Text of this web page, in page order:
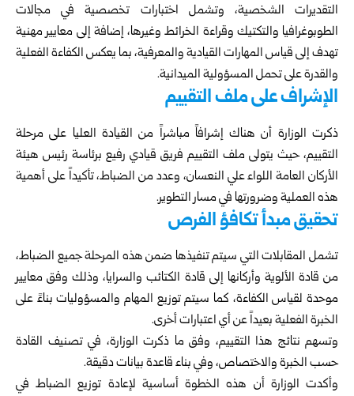
التقديرات الشخصية، وتشمل اختبارات تخصصية في مجالات
الطوبوغرافيا والتكتيك وقراءة الخرائط وغيرها، إضافة إلى معايير مهنية
تهدف إلى قياس المهارات القيادية والمعرفية، بما يعكس الكفاءة الفعلية
والقدرة على تحمل المسؤولية الميدانية.
الإشراف على ملف التقييم
ذكرت الوزارة أن هناك إشرافاً مباشراً من القيادة العليا على مرحلة
التقييم، حيث يتولى ملف التقييم فريق قيادي رفيع برئاسة رئيس هيئة
الأركان العامة اللواء علي النعسان، وعدد من الضباط، تأكيداً على أهمية
هذه العملية وضرورتها في مسار التطوير.
تحقيق مبدأ تكافؤ الفرص
تشمل المقابلات التي سيتم تنفيذها ضمن هذه المرحلة جميع الضباط،
من قادة الألوية وأركانها إلى قادة الكتائب والسرايا، وذلك وفق معايير
موحدة لقياس الكفاءة، كما سيتم توزيع المهام والمسؤوليات بناءً على
الخبرة الفعلية بعيداً عن أي اعتبارات أخرى.
وتسهم نتائج هذا التقييم، وفق ما ذكرت الوزارة، في تصنيف القادة
حسب الخبرة والاختصاص، وفي بناء قاعدة بيانات دقيقة.
وأكدت الوزارة أن هذه الخطوة أساسية لإعادة توزيع الضباط في